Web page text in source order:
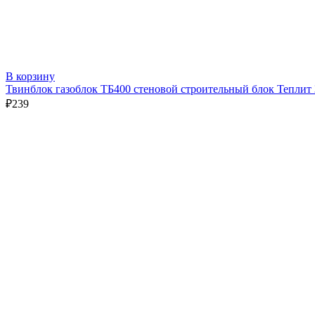
В корзину
Твинблок газоблок ТБ400 стеновой строительный блок Теплит
₽239